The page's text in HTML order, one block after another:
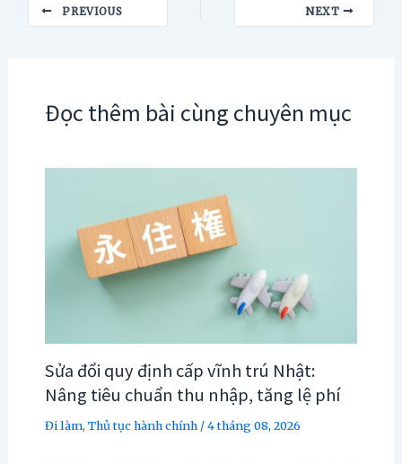
navigation
PREVIOUS NEXT
Đọc thêm bài cùng chuyên mục
Sửa đổi quy định cấp vĩnh trú Nhật:
Nâng tiêu chuẩn thu nhập, tăng lệ phí
Đi làm,Thủ tục hành chính/4 tháng 08, 2026